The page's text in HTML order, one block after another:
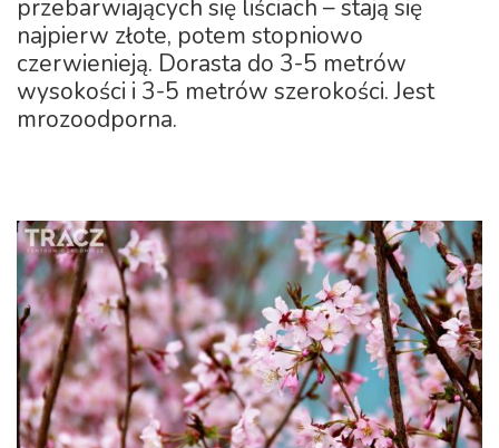
przebarwiających się liściach – stają się
najpierw złote, potem stopniowo
czerwienieją. Dorasta do 3-5 metrów
wysokości i 3-5 metrów szerokości. Jest
mrozoodporna.